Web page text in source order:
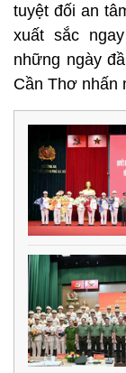
tuyệt đối an
xuất sắc
những ngày
Cần Thơ nhấn